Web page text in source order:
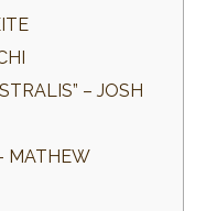
– JOSH
MATHEW